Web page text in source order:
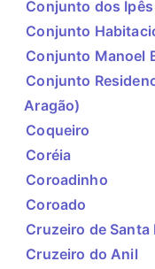
Conjunto dos Ipês
Conjunto
Conjunto Manoel
Conjunto
Aragão)
Coqueiro
Coréia
Coroadinho
Coroado
Cruzeiro de Santa
Cruzeiro do Anil